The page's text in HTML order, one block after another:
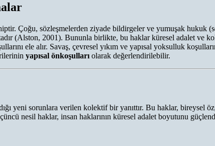
Çoğu, sözleşmelerden ziyade bildirgeler ve yumuşak
(Alston, 2001). Bununla birlikte, bu haklar küresel adalet ve
ele alır. Savaş, çevresel yıkım ve yapısal yoksulluk
yapısal önkoşulları olarak değerlendirilebilir.
yeni sorunlara verilen kolektif bir yanıttır. Bu haklar, bireysel
nesil haklar, insan haklarının küresel adalet boyutunu